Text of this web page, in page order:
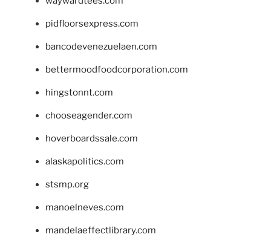
pidfloorsexpress.com
bancodevenezuelaen.com
bettermoodfoodcorporation.com
hingstonnt.com
chooseagender.com
hoverboardssale.com
alaskapolitics.com
stsmp.org
manoelneves.com
mandelaeffectlibrary.com